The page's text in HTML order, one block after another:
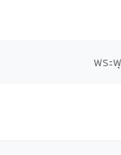
พระ